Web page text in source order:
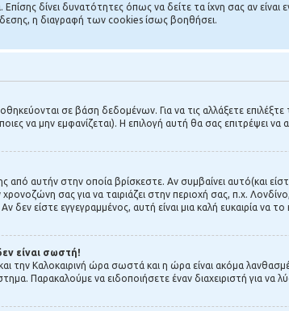
δίνει δυνατότητες όπως να δείτε τα ίχνη σας αν είναι
η διαγραφή των cookies ίσως βοηθήσει.
σε βάση δεδομένων. Για να τις αλλάξετε
να μην εμφανίζεται). Η επιλογή αυτή θα σας επιτρέψει να
από αυτήν στην οποία βρίσκεστε. Αν συμβαίνει αυτό(και
σας για να ταιριάζει στην περιοχή σας, π.χ.
δεν είστε εγγεγραμμένος, αυτή είναι μια καλή ευκαιρία να το
είναι σωστή!
την Καλοκαιρινή ώρα σωστά και η ώρα είναι ακόμα
Παρακαλούμε να ειδοποιήσετε έναν διαχειριστή για να